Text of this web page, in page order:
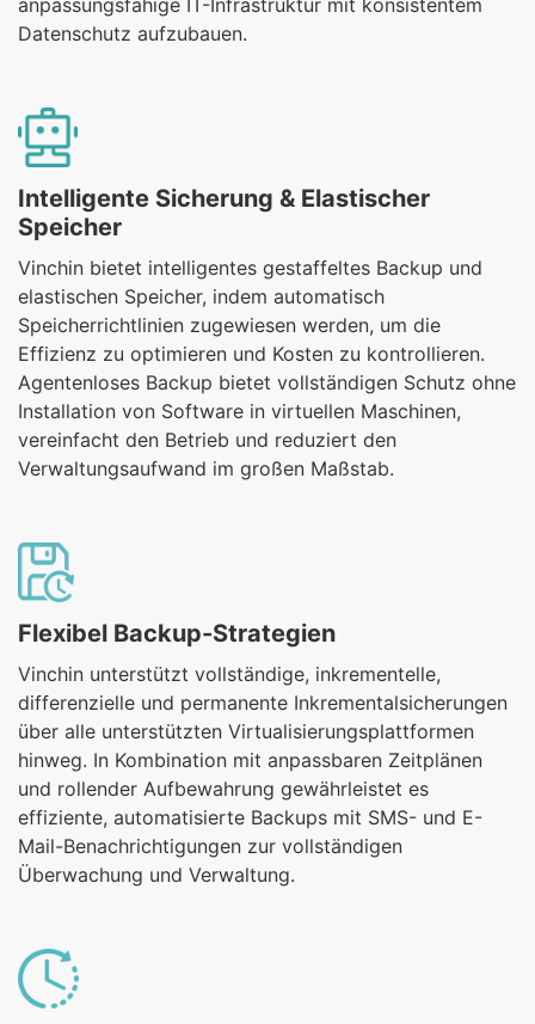
anpassungsfähige IT-Infrastruktur mit konsistentem
Datenschutz aufzubauen.
Intelligente Sicherung & Elastischer
Speicher
Vinchin bietet intelligentes gestaffeltes Backup und
elastischen Speicher, indem automatisch
Speicherrichtlinien zugewiesen werden, um die
Effizienz zu optimieren und Kosten zu kontrollieren.
Agentenloses Backup bietet vollständigen Schutz ohne
Installation von Software in virtuellen Maschinen,
vereinfacht den Betrieb und reduziert den
Verwaltungsaufwand im großen Maßstab.
Flexibel Backup-Strategien
Vinchin unterstützt vollständige, inkrementelle,
differenzielle und permanente Inkrementalsicherungen
über alle unterstützten Virtualisierungsplattformen
hinweg. In Kombination mit anpassbaren Zeitplänen
und rollender Aufbewahrung gewährleistet es
effiziente, automatisierte Backups mit SMS- und E-
Mail-Benachrichtigungen zur vollständigen
Überwachung und Verwaltung.